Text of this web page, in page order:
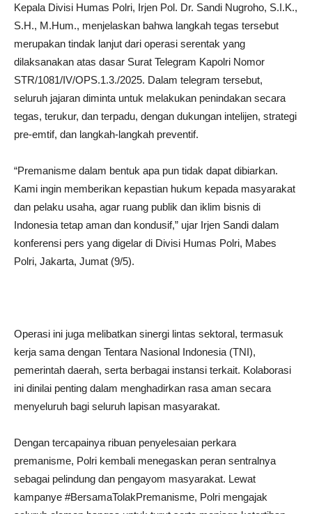
Kepala Divisi Humas Polri, Irjen Pol. Dr. Sandi Nugroho, S.I.K.,
S.H., M.Hum., menjelaskan bahwa langkah tegas tersebut
merupakan tindak lanjut dari operasi serentak yang
dilaksanakan atas dasar Surat Telegram Kapolri Nomor
STR/1081/IV/OPS.1.3./2025. Dalam telegram tersebut,
seluruh jajaran diminta untuk melakukan penindakan secara
tegas, terukur, dan terpadu, dengan dukungan intelijen, strategi
pre-emtif, dan langkah-langkah preventif.
“Premanisme dalam bentuk apa pun tidak dapat dibiarkan.
Kami ingin memberikan kepastian hukum kepada masyarakat
dan pelaku usaha, agar ruang publik dan iklim bisnis di
Indonesia tetap aman dan kondusif,” ujar Irjen Sandi dalam
konferensi pers yang digelar di Divisi Humas Polri, Mabes
Polri, Jakarta, Jumat (9/5).
Operasi ini juga melibatkan sinergi lintas sektoral, termasuk
kerja sama dengan Tentara Nasional Indonesia (TNI),
pemerintah daerah, serta berbagai instansi terkait. Kolaborasi
ini dinilai penting dalam menghadirkan rasa aman secara
menyeluruh bagi seluruh lapisan masyarakat.
Dengan tercapainya ribuan penyelesaian perkara
premanisme, Polri kembali menegaskan peran sentralnya
sebagai pelindung dan pengayom masyarakat. Lewat
kampanye #BersamaTolakPremanisme, Polri mengajak